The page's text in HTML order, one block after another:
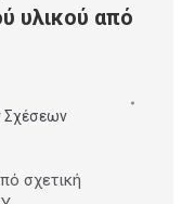
υλικού από
Σχέσεων
σχετική